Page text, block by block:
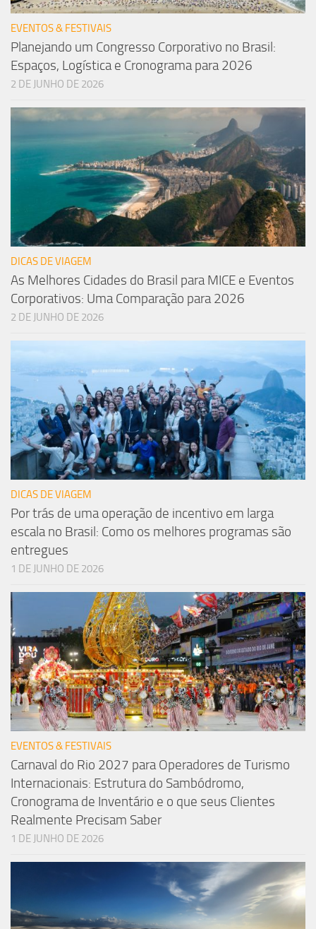
EVENTOS & FESTIVAIS
Planejando um Congresso Corporativo no Brasil:
Espaços, Logística e Cronograma para 2026
2 DE JUNHO DE 2026
DICAS DE VIAGEM
As Melhores Cidades do Brasil para MICE e Eventos
Corporativos: Uma Comparação para 2026
2 DE JUNHO DE 2026
DICAS DE VIAGEM
Por trás de uma operação de incentivo em larga
escala no Brasil: Como os melhores programas são
entregues
1 DE JUNHO DE 2026
EVENTOS & FESTIVAIS
Carnaval do Rio 2027 para Operadores de Turismo
Internacionais: Estrutura do Sambódromo,
Cronograma de Inventário e o que seus Clientes
Realmente Precisam Saber
1 DE JUNHO DE 2026